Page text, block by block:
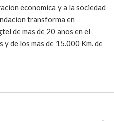
economica y a la sociedad
transforma en
de mas de 20 anos en el
de los mas de 15.000 Km. de